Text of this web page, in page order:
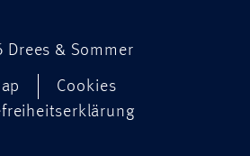
& Sommer
Cookies